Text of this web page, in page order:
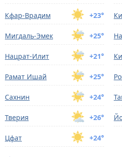
+23°
Кфар-Врадим
+25°
Мигдаль-Эмек
+21°
Нацрат-Илит
+25°
Рамат Ишай
+24°
Сахнин
+26°
Тверия
+24°
Цфат